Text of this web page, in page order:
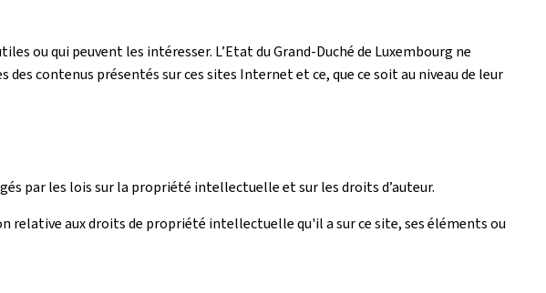
ou qui peuvent les intéresser. L’Etat du Grand-Duché de Luxembourg ne
contenus présentés sur ces sites Internet et ce, que ce soit au niveau de leur
par les lois sur la propriété intellectuelle et sur les droits d’auteur.
relative aux droits de propriété intellectuelle qu'il a sur ce site, ses éléments ou